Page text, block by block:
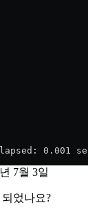
0.001
7월 3일
었나요?